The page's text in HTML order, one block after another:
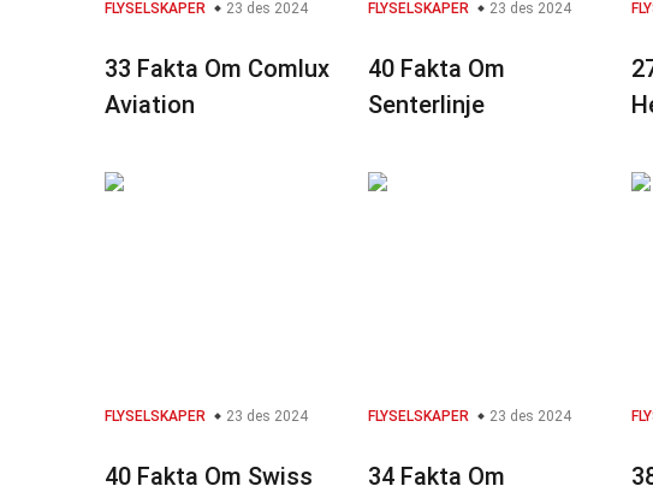
FLYSELSKAPER 23 des 2024
33 Fakta Om Comlux
Aviation
FLYSELSKAPER 23 des 2024
40 Fakta Om
Senterlinje
FLYSELSKAPER 23 des 2024
40 Fakta Om Swiss
FLYSELSKAPER 23 des 2024
34 Fakta Om